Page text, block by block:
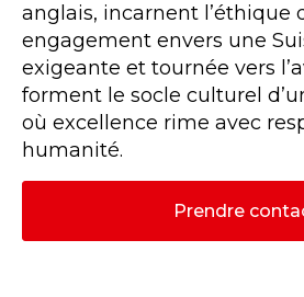
anglais, incarnent l’éthique
engagement envers une
exigeante et tournée vers
forment le socle culturel
où excellence rime avec
humanité.
Prendre